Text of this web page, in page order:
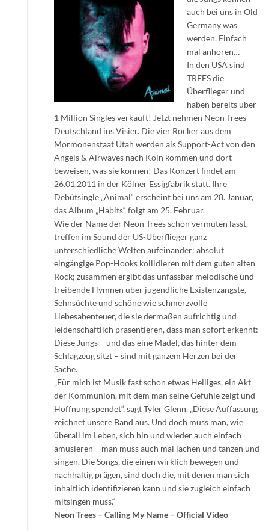
auch bei uns in Old
Germany was
werden. Einfach
mal anhören…
In den USA sind
TREES die
Überflieger und
haben bereits über
1 Million Singles verkauft! Jetzt nehmen Neon Trees
Deutschland ins Visier. Die vier Rocker aus dem
Mormonenstaat Utah werden als Support-Act von den
Angels & Airwaves nach Köln kommen und dort
beweisen, was sie können! Das Konzert findet am
26.01.2011 in der Kölner Essigfabrik statt. Ihre
Debütsingle „Animal“ erscheint bei uns am 28. Januar,
das Album „Habits“ folgt am 25. Februar.
Wie der Name der Neon Trees schon vermuten lässt,
treffen im Sound der US-Überflieger ganz
unterschiedliche Welten aufeinander: absolut
eingängige Pop-Hooks kollidieren mit dem guten alten
Rock; zusammen ergibt das unfassbar melodische und
treibende Hymnen über jugendliche Existenzängste,
Sehnsüchte und schöne wie schmerzvolle
Liebesabenteuer, die sie dermaßen aufrichtig und
leidenschaftlich präsentieren, dass man sofort erkennt:
Diese Jungs – und das eine Mädel, das hinter dem
Schlagzeug sitzt – sind mit ganzem Herzen bei der
Sache.
„Für mich ist Musik fast schon etwas Heiliges, ein Akt
der Kommunion, mit dem man seine Gefühle zeigt und
Hoffnung spendet“, sagt Tyler Glenn. „Diese Auffassung
zeichnet unsere Band aus. Und doch muss man, wie
überall im Leben, sich hin und wieder auch einfach
amüsieren – man muss auch mal lachen und tanzen und
singen. Die Songs, die einen wirklich bewegen und
nachhaltig prägen, sind doch die, mit denen man sich
inhaltlich identifizieren kann und sie zugleich einfach
mitsingen muss.“
Neon Trees – Calling My Name – Official Video